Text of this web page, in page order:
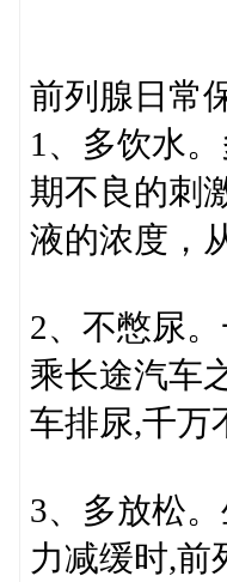
前列腺日常
1、多饮水
期不良的刺
液的浓度，
2、不憋尿
乘长途汽车
车排尿,千万
3、多放松
力减缓时,前